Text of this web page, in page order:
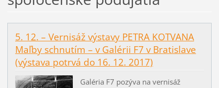
5. 12. – Vernisáž výstavy PETRA KOTVANA
Maľby schnutím – v Galérii F7 v Bratislave
(výstava potrvá do 16. 12. 2017)
Galéria F7 pozýva na vernisáž